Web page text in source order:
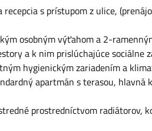
s prístupom z ulice,
osobným výťahom a 2-
a k nim prislúchajúce sociálne
hygienickým zariadením a
apartmán s terasou,
prostredníctvom radiátorov,